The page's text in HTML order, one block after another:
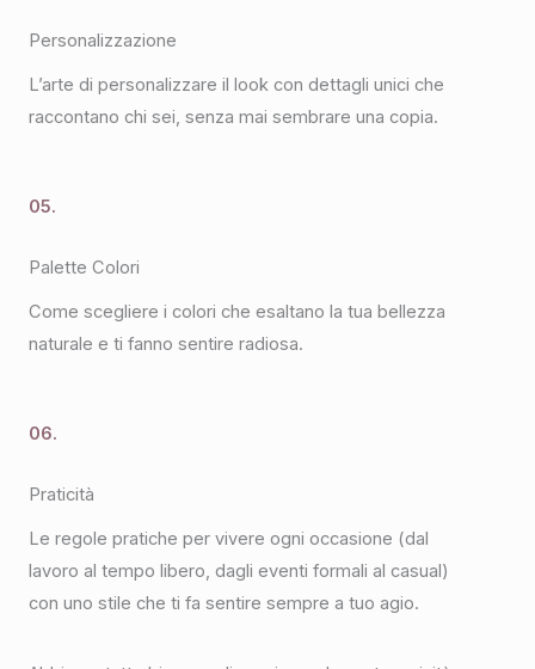
Personalizzazione
L’arte di personalizzare il look con dettagli unici che
raccontano chi sei, senza mai sembrare una copia.
05.
Palette Colori
Come scegliere i colori che esaltano la tua bellezza
naturale e ti fanno sentire radiosa.
06.
Praticità
Le regole pratiche per vivere ogni occasione (dal
lavoro al tempo libero, dagli eventi formali al casual)
con uno stile che ti fa sentire sempre a tuo agio.